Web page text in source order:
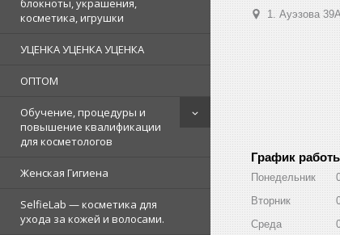
блокноты, украшения,
косметика, игрушки
УЦЕНКА УЦЕНКА УЦЕНКА
ОПТОМ
Обучение, процедуры и
повышение квалификации
для косметологов
Женская Гигиена
SelfieLab — косметика для
ухода за кожей и волосами.
1. Ауэзова 39А
График
Понедельник
Вторник
Среда